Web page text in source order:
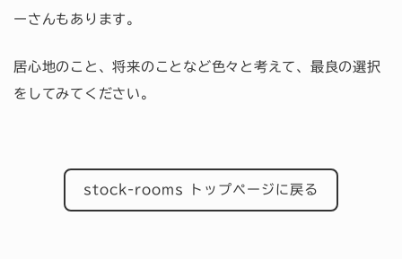
ーさんもあります。
居心地のこと、将来のことなど色々と考えて、最良の選択
をしてみてください。
stock-rooms トップページに戻る